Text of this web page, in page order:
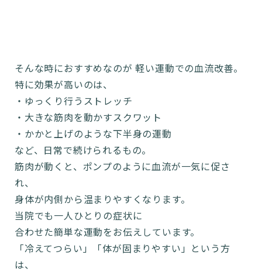
そんな時におすすめなのが 軽い運動での血流改善。
特に効果が高いのは、
・ゆっくり行うストレッチ
・大きな筋肉を動かすスクワット
・かかと上げのような下半身の運動
など、日常で続けられるもの。
筋肉が動くと、ポンプのように血流が一気に促さ
れ、
身体が内側から温まりやすくなります。
当院でも一人ひとりの症状に
合わせた簡単な運動をお伝えしています。
「冷えてつらい」「体が固まりやすい」という方
は、